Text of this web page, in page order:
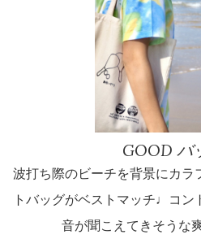
GOOD バ
波打ち際のビーチを背景にカラ
トバッグがベストマッチ♩コン
音が聞こえてきそうな